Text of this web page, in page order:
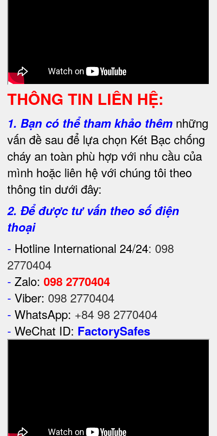
THÔNG TIN LIÊN HỆ:
1. Bạn có thể tham khảo thêm những
vấn đề sau để lựa chọn Két Bạc chống
cháy an toàn phù hợp với nhu cầu của
mình hoặc liên hệ với chúng tôi theo
thông tin dưới đây:
2. Để được tư vấn theo số điện
thoại
- Hotline International 24/24: 098
2770404
- Zalo: 098 2770404
- Viber: 098 2770404
- WhatsApp: +84 98 2770404
- WeChat ID: FactorySafes